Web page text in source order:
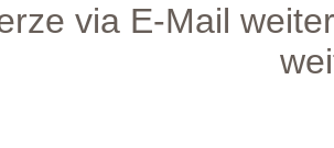
via E-Mail